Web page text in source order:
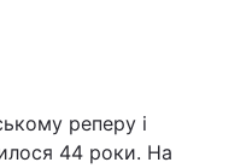
реперу і
44 роки. На